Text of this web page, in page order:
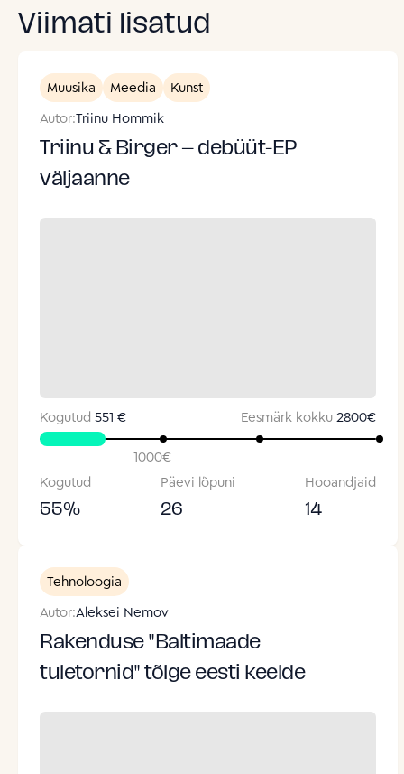
Viimati lisatud
Muusika Meedia
Kunst
Autor:Triinu Hommik
Triinu & Birger – debüüt-EP
väljaanne
Kogutud 551 € Eesmärk kokku 2800€
1000€
Kogutud
55%
Päevi lõpuni
26
Hooandjaid
14
Tehnoloogia
Autor:Aleksei Nemov
Rakenduse "Baltimaade
tuletornid" tõlge eesti keelde